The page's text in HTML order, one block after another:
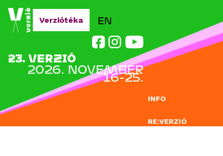
Jump to navigation
INFO
RE:VERZIÓ
EN
23. VERZIÓ
2026. NOVEMBER
16-25.
Verziótéka